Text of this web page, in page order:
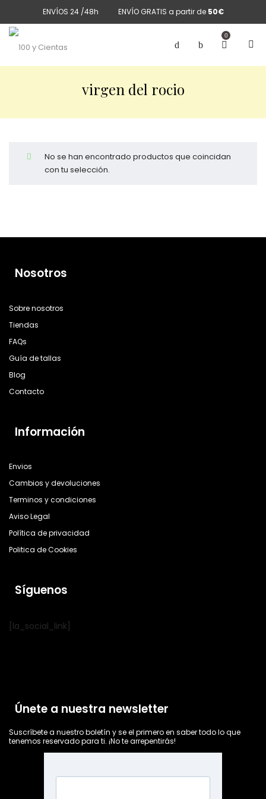
ENVÍOS 24 /48h ENVÍO GRATIS a partir de 50€
0
virgen del rocio
No se han encontrado productos que coincidan
con tu selección.
Nosotros
Sobre nosotros
Tiendas
FAQs
Guía de tallas
Blog
Contacto
Información
Envios
Cambios y devoluciones
Terminos y condiciones
Aviso Legal
Política de privacidad
Politica de Cookies
Síguenos
[la_social_link]
Únete a nuestra newsletter
Suscríbete a nuestro boletín y se el primero en saber todo lo que
tenemos reservado para ti. ¡No te arrepentirás!